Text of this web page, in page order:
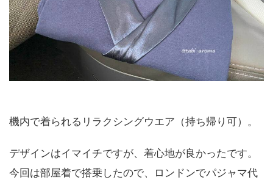
機内で着られるリラクシングウエア（持ち帰り可）。
デザインはイマイチですが、着心地が良かったです。
今回は部屋着で搭乗したので、ロンドンでパジャマ代